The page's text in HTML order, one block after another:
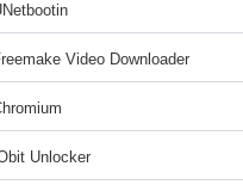
Video Downloader
Unlocker